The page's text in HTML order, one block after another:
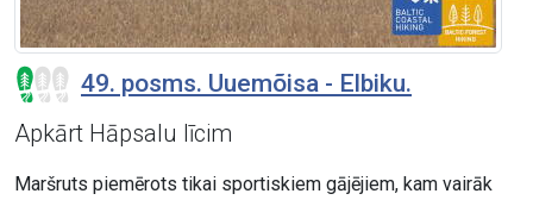
49. posms. Uuemõisa - Elbiku.
Apkārt Hāpsalu līcim
Maršruts piemērots tikai sportiskiem gājējiem, kam vairāk